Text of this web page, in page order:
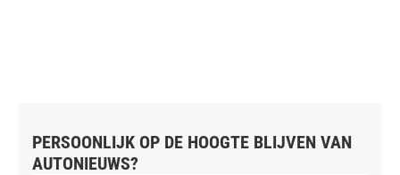
PERSOONLIJK OP DE HOOGTE BLIJVEN VAN
AUTONIEUWS?